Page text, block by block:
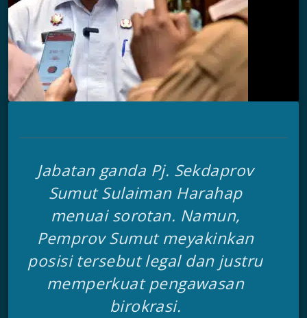
Jabatan ganda Pj. Sekdaprov
Sumut Sulaiman Harahap
menuai sorotan. Namun,
Pemprov Sumut meyakinkan
posisi tersebut legal dan justru
memperkuat pengawasan
birokrasi.